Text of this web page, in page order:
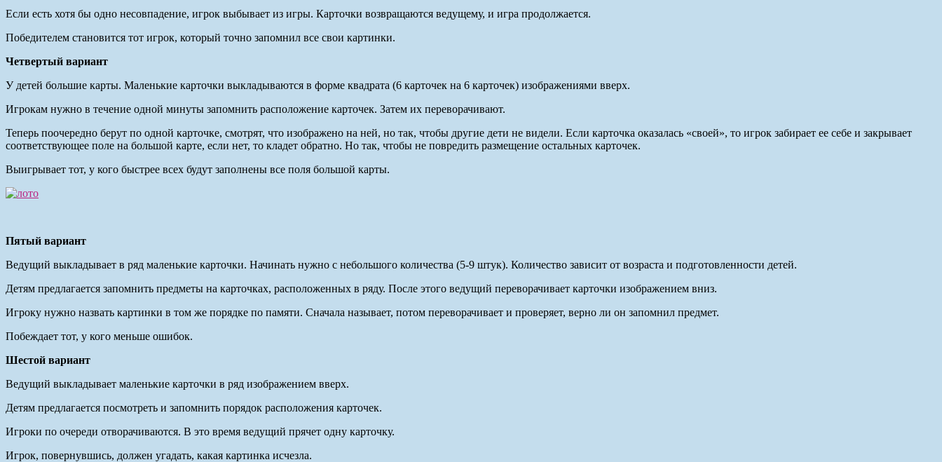
Если есть хотя бы одно несовпадение, игрок выбывает из игры. Карточки возвращаются ведущему, и игра продолжается.
Победителем становится тот игрок, который точно запомнил все свои картинки.
Четвертый вариант
У детей большие карты. Маленькие карточки выкладываются в форме квадрата (6 карточек на 6 карточек) изображениями вверх.
Игрокам нужно в течение одной минуты запомнить расположение карточек. Затем их переворачивают.
Теперь поочередно берут по одной карточке, смотрят, что изображено на ней, но так, чтобы другие дети не видели. Если карточка оказалась «своей», то игрок забирает ее себе и закрывает
соответствующее поле на большой карте, если нет, то кладет обратно. Но так, чтобы не повредить размещение остальных карточек.
Выигрывает тот, у кого быстрее всех будут заполнены все поля большой карты.
Пятый вариант
Ведущий выкладывает в ряд маленькие карточки. Начинать нужно с небольшого количества (5-9 штук). Количество зависит от возраста и подготовленности детей.
Детям предлагается запомнить предметы на карточках, расположенных в ряду. После этого ведущий переворачивает карточки изображением вниз.
Игроку нужно назвать картинки в том же порядке по памяти. Сначала называет, потом переворачивает и проверяет, верно ли он запомнил предмет.
Побеждает тот, у кого меньше ошибок.
Шестой вариант
Ведущий выкладывает маленькие карточки в ряд изображением вверх.
Детям предлагается посмотреть и запомнить порядок расположения карточек.
Игроки по очереди отворачиваются. В это время ведущий прячет одну карточку.
Игрок, повернувшись, должен угадать, какая картинка исчезла.